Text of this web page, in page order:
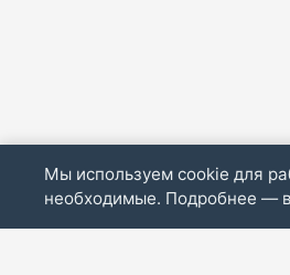
Мы используем cookie для
необходимые. Подробнее — в